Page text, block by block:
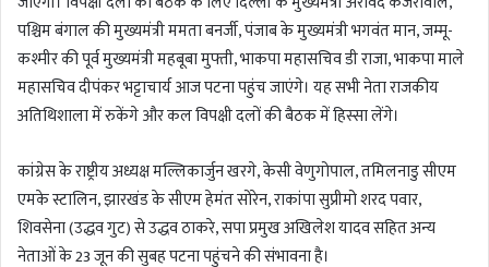
पश्चिम बंगाल की मुख्यमंत्री ममता बनर्जी, पंजाब के मुख्यमंत्री भगवंत मान, जम्मू-
कश्मीर की पूर्व मुख्यमंत्री महबूबा मुफ्ती, भाकपा महासचिव डी राजा, भाकपा माले
महासचिव दीपंकर भट्टाचार्य आज पटना पहुंच जाएंगे। यह सभी नेता राजकीय
अतिथिशाला में रुकेंगे और कल विपक्षी दलों की बैठक में हिस्सा लेंगे।
कांग्रेस के राष्ट्रीय अध्यक्ष मल्लिकार्जुन खरगे, केसी वेणुगोपाल, तमिलनाडु सीएम
एमके स्टालिन, झारखंड के सीएम हेमंत सोरेन, राकांपा सुप्रीमो शरद पवार,
शिवसेना (उद्धव गुट) से उद्धव ठाकरे, सपा प्रमुख अखिलेश यादव सहित अन्य
नेताओं के 23 जून की सुबह पटना पहुंचने की संभावना है।